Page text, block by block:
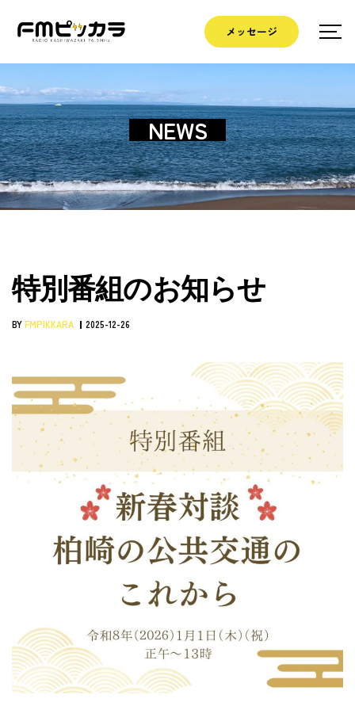
メッセージ
NEWS
特別番組のお知らせ
BYFMPIKKARA 2025-12-26